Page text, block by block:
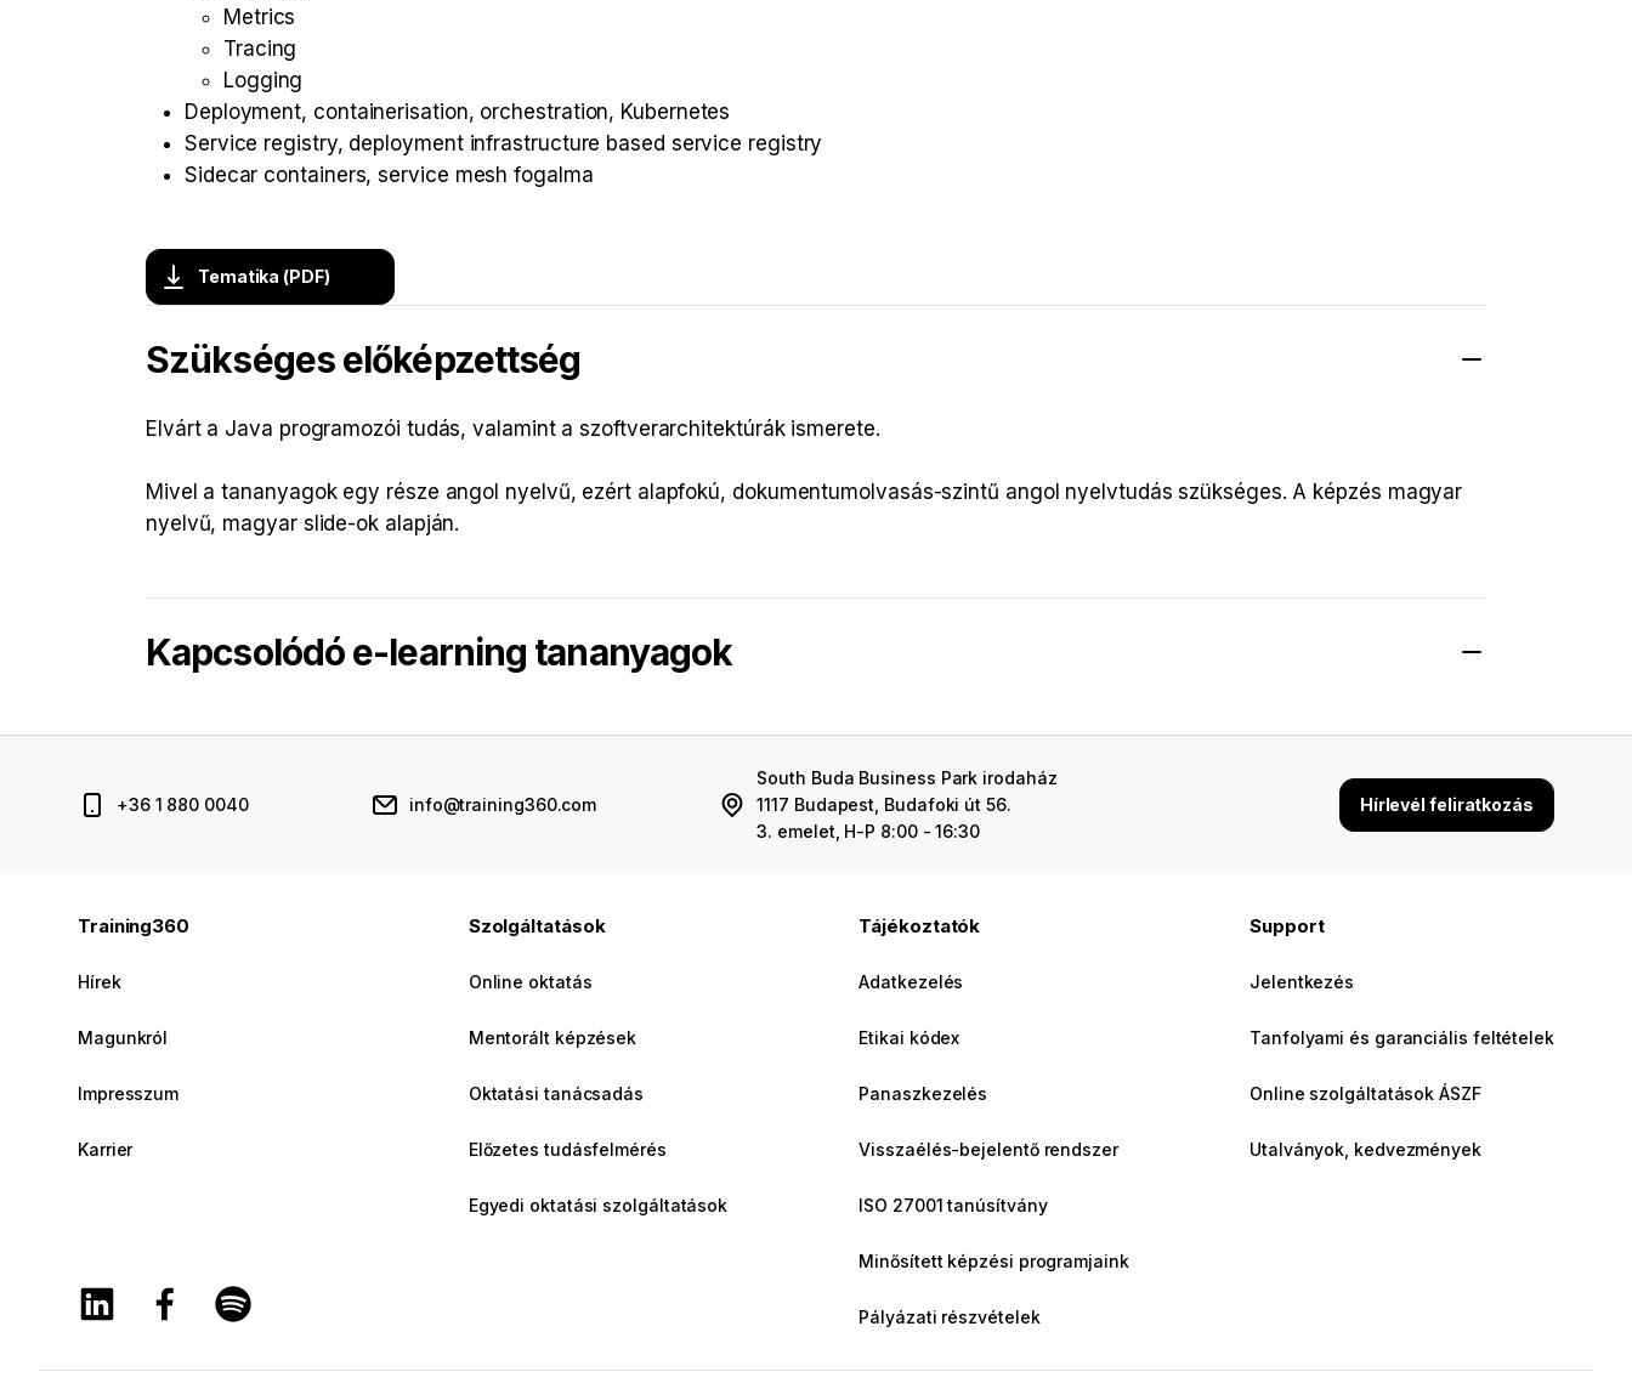
Metrics
Tracing
Logging
Deployment, containerisation, orchestration, Kubernetes
Service registry, deployment infrastructure based service registry
Sidecar containers, service mesh fogalma
Tematika (PDF)
Szükséges előképzettség
Elvárt a Java programozói tudás, valamint a szoftverarchitektúrák ismerete.
Mivel a tananyagok egy része angol nyelvű, ezért alapfokú, dokumentumolvasás-szintű angol nyelvtudás szükséges. A képzés magyar
nyelvű, magyar slide-ok alapján.
Kapcsolódó e-learning tananyagok
+36 1 880 0040 info@training360.com
South Buda Business Park irodaház
1117 Budapest, Budafoki út 56.
3. emelet, H-P 8:00 - 16:30
Hírlevél feliratkozás
Training360
Hírek
Magunkról
Impresszum
Karrier
Szolgáltatások
Online oktatás
Mentorált képzések
Oktatási tanácsadás
Előzetes tudásfelmérés
Egyedi oktatási szolgáltatások
Tájékoztatók
Adatkezelés
Etikai kódex
Panaszkezelés
Visszaélés-bejelentő rendszer
ISO 27001 tanúsítvány
Minősített képzési programjaink
Pályázati részvételek
Support
Jelentkezés
Tanfolyami és garanciális feltételek
Online szolgáltatások ÁSZF
Utalványok, kedvezmények
A Training360 Linkedin oldala
A Training360 Facebook oldala